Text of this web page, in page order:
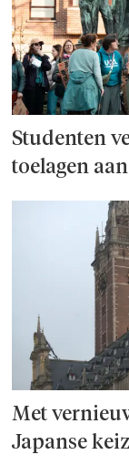
Studenten
toelagen
Met
Japanse